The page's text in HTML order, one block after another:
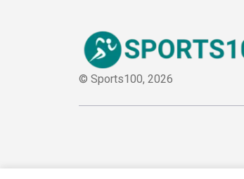
© Sports100, 2026